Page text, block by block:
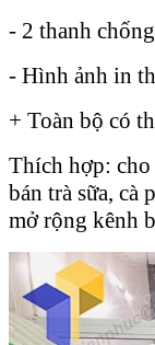
- 2 thanh
- Hình ảnh in
+ Toàn bộ có
Thích hợp:
bán trà sữa, cà
mở rộng kênh